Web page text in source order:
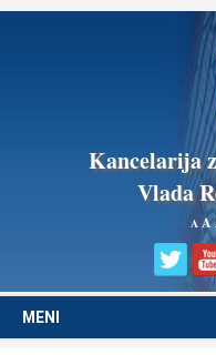
Kancelarija
Vlada
A A
MENI